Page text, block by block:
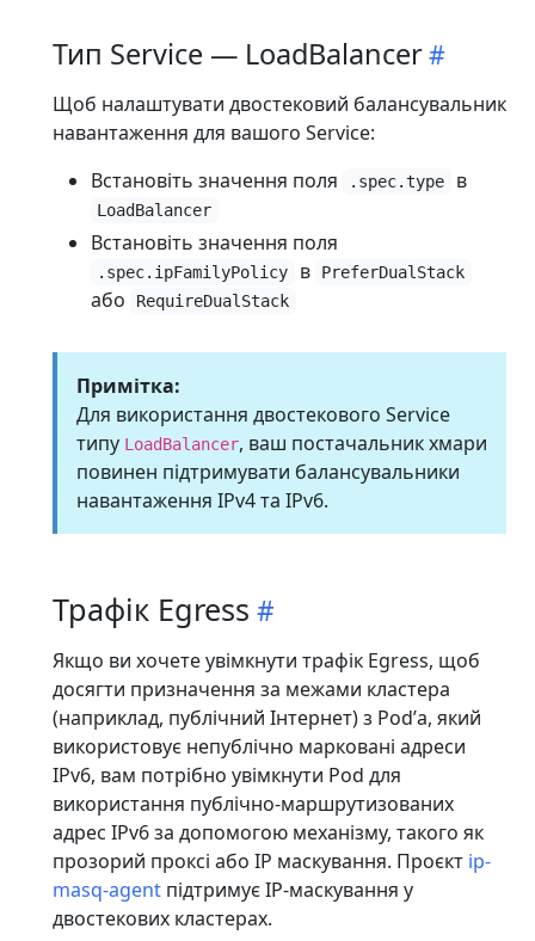
Тип Service — LoadBalancer
Щоб налаштувати двостековий балансувальник
навантаження для вашого Service:
Встановіть значення поля
.spec.type в
LoadBalancer
Встановіть значення поля
.spec.ipFamilyPolicy в PreferDualStack
або RequireDualStack
Примітка:
Для використання двостекового Service
типу LoadBalancer, ваш постачальник хмари
повинен підтримувати балансувальники
навантаження IPv4 та IPv6.
Трафік Egress
Якщо ви хочете увімкнути трафік Egress, щоб
досягти призначення за межами кластера
(наприклад, публічний Інтернет) з Podʼа, який
використовує непублічно марковані адреси
IPv6, вам потрібно увімкнути Pod для
використання публічно-маршрутизованих
адрес IPv6 за допомогою механізму, такого як
прозорий проксі або IP маскування. Проєкт ip-
masq-agent підтримує IP-маскування у
двостекових кластерах.